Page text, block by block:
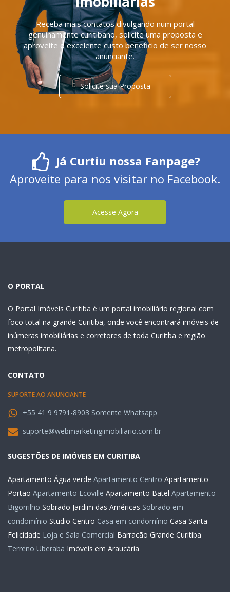
Receba mais contatos divulgando num portal
genuinamente curitibano, solicite uma proposta e
aproveite o excelente custo beneficio de ser nosso
anunciante.
Solicite sua Proposta
Já Curtiu nossa Fanpage?
Aproveite para nos visitar no Facebook.
Acesse Agora
O PORTAL
O Portal Imóveis Curitiba é um portal imobiliário regional com
foco total na grande Curitiba, onde você encontrará imóveis de
inúmeras imobiliárias e corretores de toda Curiitba e região
metropolitana.
CONTATO
SUPORTE AO ANUNCIANTE
+55 41 9 9791-8903 Somente Whatsapp
suporte@webmarketingimobiliario.com.br
SUGESTÕES DE IMÓVEIS EM CURITIBA
Apartamento Água verde Apartamento Centro Apartamento
Portão Apartamento Ecoville Apartamento Batel Apartamento
Bigorrilho Sobrado Jardim das Américas Sobrado em
condomínio Studio Centro Casa em condomínio Casa Santa
Felicidade Loja e Sala Comercial Barracão Grande Curitiba
Terreno Uberaba Imóveis em Araucária